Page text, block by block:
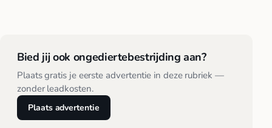
Bied jij ook ongediertebestrijding aan?
Plaats gratis je eerste advertentie in deze rubriek —
zonder leadkosten.
Plaats advertentie